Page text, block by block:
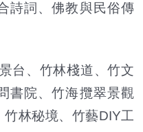
詩詞、佛教與民俗傳
台、竹林棧道、竹文
書院、竹海攬翠景觀
林秘境、竹藝DIY工